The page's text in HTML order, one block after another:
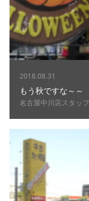
2018.08.31
もう秋ですな～～
名古屋中川店スタッフ